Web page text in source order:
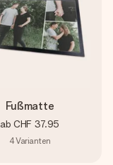
Fußmatte
ab CHF 37.95
4Varianten